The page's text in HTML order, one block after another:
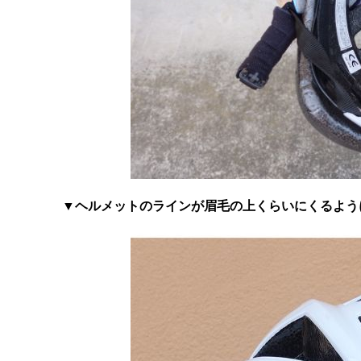
▼ヘルメットのラインが眉毛の上くらいにくるよ